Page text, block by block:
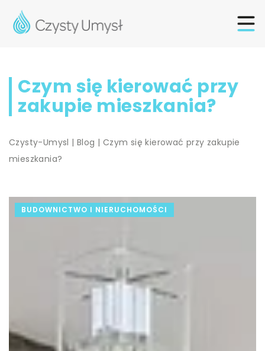
Czym się kierować przy
zakupie mieszkania?
Czysty-Umysl |Blog | Czym się kierować przy zakupie
mieszkania?
BUDOWNICTWO I NIERUCHOMOŚCI